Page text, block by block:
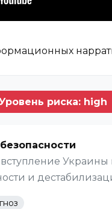
риска: high
и